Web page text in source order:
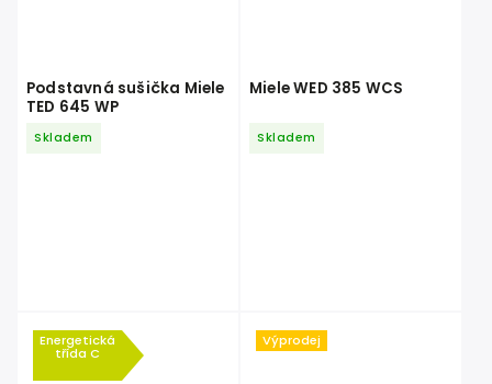
Podstavná sušička Miele
TED 645 WP
Skladem
Miele WED 385 WCS
Skladem
Energetická
třída C
Výprodej